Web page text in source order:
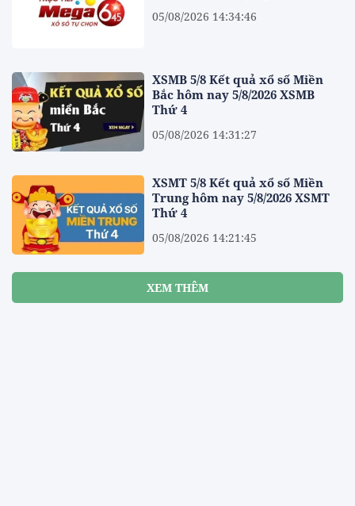
05/08/2026 14:34:46
XSMB 5/8 Kết quả xổ số Miền
Bắc hôm nay 5/8/2026 XSMB
Thứ 4
05/08/2026 14:31:27
XSMT 5/8 Kết quả xổ số Miền
Trung hôm nay 5/8/2026 XSMT
Thứ 4
05/08/2026 14:21:45
XEM THÊM